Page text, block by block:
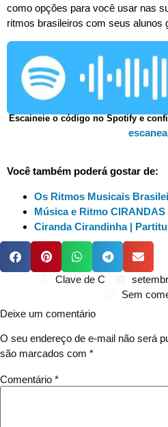
como opções para você usar nas
ritmos brasileiros com seus alunos
Escaineie o código no Spotify e
Você também poderá gostar de:
Os Ritmos Musicais
Música e Ritmo
Ciranda Cirandinha |
Clave de C
Sem
Deixe um comentário
O seu endereço de e-mail não será
são marcados com *
Comentário *